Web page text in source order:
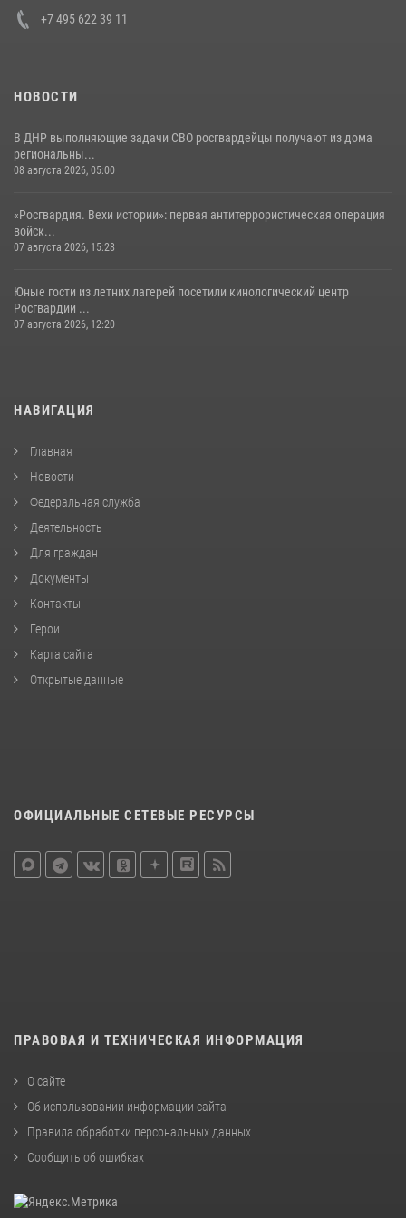
+7 495 622 39 11
НОВОСТИ
В ДНР выполняющие задачи СВО росгвардейцы получают из дома
региональны...
08 августа 2026, 05:00
«Росгвардия. Вехи истории»: первая антитеррористическая операция
войск...
07 августа 2026, 15:28
Юные гости из летних лагерей посетили кинологический центр
Росгвардии ...
07 августа 2026, 12:20
НАВИГАЦИЯ
Главная
Новости
Федеральная служба
Деятельность
Для граждан
Документы
Контакты
Герои
Карта сайта
Открытые данные
ОФИЦИАЛЬНЫЕ СЕТЕВЫЕ РЕСУРСЫ
ПРАВОВАЯ И ТЕХНИЧЕСКАЯ ИНФОРМАЦИЯ
О сайте
Об использовании информации сайта
Правила обработки персональных данных
Сообщить об ошибках